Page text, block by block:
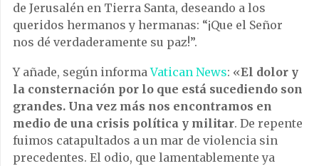
de Jerusalén en Tierra Santa, deseando a los
queridos hermanos y hermanas: “¡Que el Señor
nos dé verdaderamente su paz!”.
Y añade, según informaVatican News: «El dolor y
la consternación por lo que está sucediendo son
grandes. Una vez más nos encontramos en
medio de una crisis política y militar. De repente
fuimos catapultados a un mar de violencia sin
precedentes. El odio, que lamentablemente ya